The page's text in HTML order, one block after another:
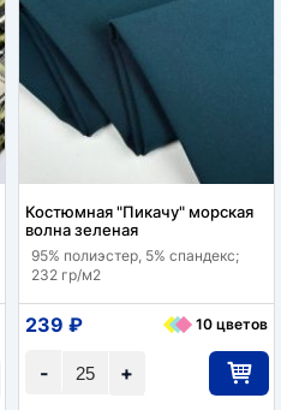
Костюмная "Пикачу" морская
волна зеленая
95% полиэстер, 5% спандекс;
232 гр/м2
+
-
239 ₽ 10 цветов